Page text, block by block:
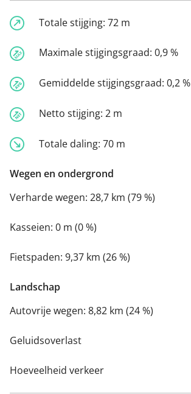
Totale stijging: 72 m
Maximale stijgingsgraad: 0,9 %
Gemiddelde stijgingsgraad: 0,2 %
Netto stijging: 2 m
Totale daling: 70 m
Wegen en ondergrond
Verharde wegen: 28,7 km (79 %)
Kasseien: 0 m (0 %)
Fietspaden: 9,37 km (26 %)
Landschap
Autovrije wegen: 8,82 km (24 %)
Geluidsoverlast
Hoeveelheid verkeer